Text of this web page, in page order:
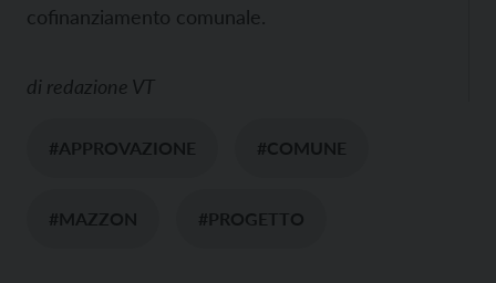
cofinanziamento comunale.
di redazione VT
#APPROVAZIONE #COMUNE
#MAZZON #PROGETTO